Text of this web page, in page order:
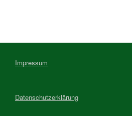
Impressum
Datenschutzerklärung